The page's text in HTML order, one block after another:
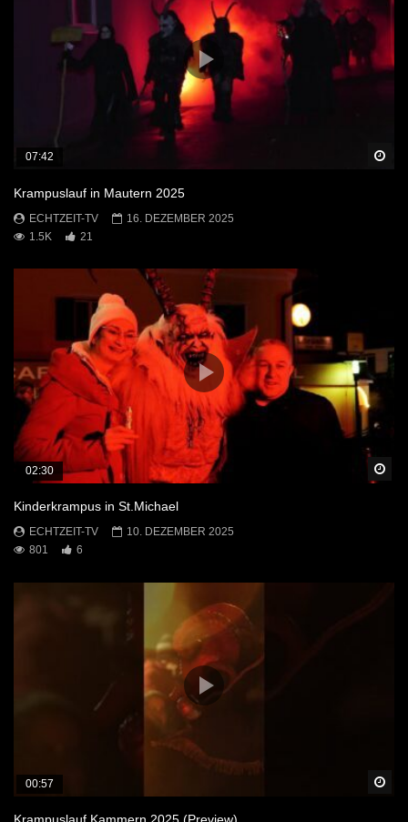
07:42
Krampuslauf in Mautern 2025
ECHTZEIT-TV
16. DEZEMBER 2025
1.5K
21
02:30
Kinderkrampus in St.Michael
ECHTZEIT-TV
10. DEZEMBER 2025
801
6
00:57